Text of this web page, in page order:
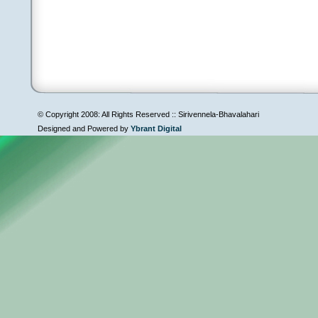
© Copyright 2008: All Rights Reserved :: Sirivennela-Bhavalahari
Designed and Powered by Ybrant Digital